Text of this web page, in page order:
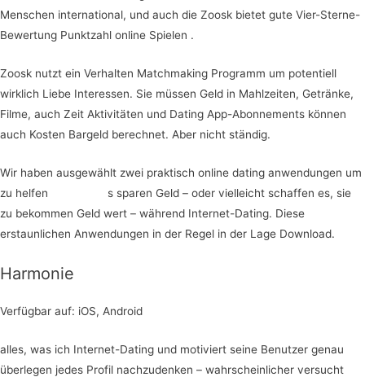
Menschen international, und auch die Zoosk bietet gute Vier-Sterne-
Bewertung Punktzahl online Spielen .
Zoosk nutzt ein Verhalten Matchmaking Programm um potentiell
wirklich Liebe Interessen. Sie müssen Geld in Mahlzeiten, Getränke,
Filme, auch Zeit Aktivitäten und Dating App-Abonnements können
auch Kosten Bargeld berechnet. Aber nicht ständig.
Wir haben ausgewählt zwei praktisch online dating anwendungen um
zu helfen
s sparen Geld – oder vielleicht schaffen es, sie
zu bekommen Geld wert – während Internet-Dating. Diese
erstaunlichen Anwendungen in der Regel in der Lage Download.
Harmonie
Verfügbar auf: iOS, Android
alles, was ich Internet-Dating und motiviert seine Benutzer genau
überlegen jedes Profil nachzudenken – wahrscheinlicher versucht